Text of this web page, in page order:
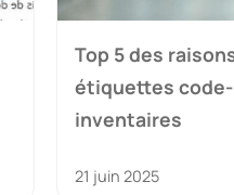
Top 5 des
étiquettes
inventaires
21 juin 2025